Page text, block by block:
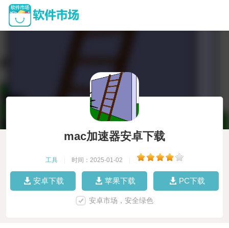
mac加速器安卓下载
工具 时间：2025-01-02
安卓下载 苹果下载 PC下载
安卓市场，安全绿色